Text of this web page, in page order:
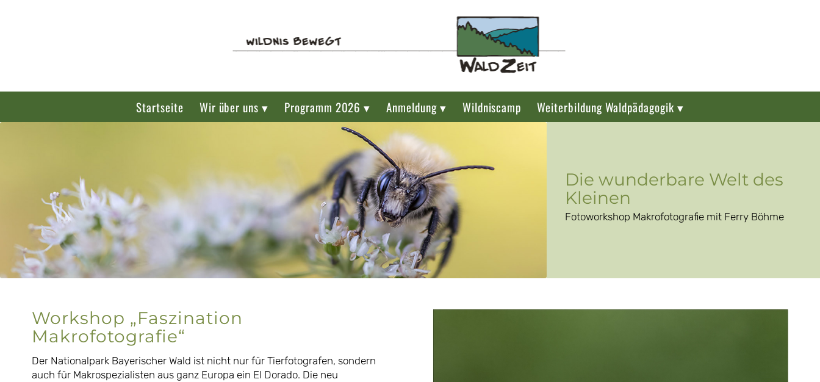
Startseite Wir über uns ▾ Programm 2026 ▾ Anmeldung ▾ Wildniscamp Weiterbildung Waldpädagogik ▾
Die wunderbare Welt des
Kleinen
Fotoworkshop Makrofotografie mit Ferry Böhme
Workshop „Faszination
Makrofotografie“
Der Nationalpark Bayerischer Wald ist nicht nur für Tierfotografen, sondern
auch für Makrospezialisten aus ganz Europa ein El Dorado. Die neu